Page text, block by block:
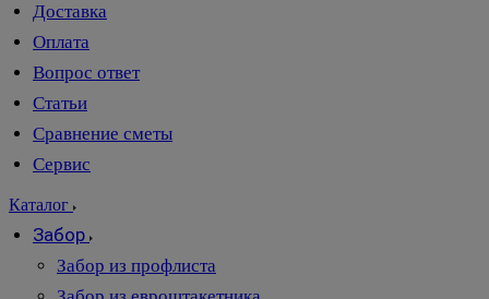
Доставка
Оплата
Вопрос ответ
Статьи
Сравнение сметы
Сервис
Каталог
Забор
Забор из профлиста